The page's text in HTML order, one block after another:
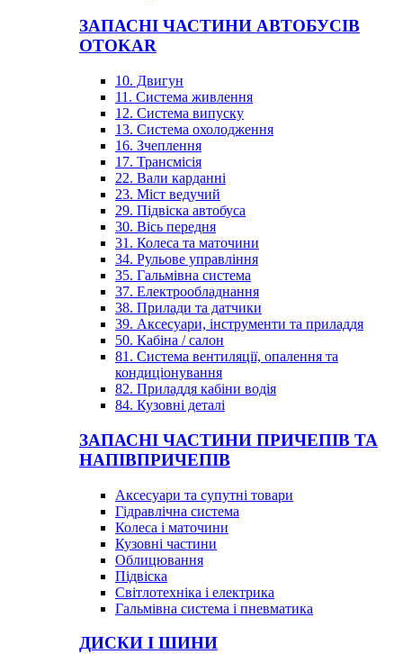
ЗАПАСНІ ЧАСТИНИ АВТОБУСІВ
OTOKAR
10. Двигун
11. Система живлення
12. Система випуску
13. Система охолодження
16. Зчеплення
17. Трансмісія
22. Вали карданні
23. Міст ведучий
29. Підвіска автобуса
30. Вісь передня
31. Колеса та маточини
34. Рульове управління
35. Гальмівна система
37. Електрообладнання
38. Прилади та датчики
39. Аксесуари, інструменти та приладдя
50. Кабіна / салон
81. Система вентиляції, опалення та
кондиціонування
82. Приладдя кабіни водія
84. Кузовні деталі
ЗАПАСНІ ЧАСТИНИ ПРИЧЕПІВ ТА
НАПІВПРИЧЕПІВ
Аксесуари та супутні товари
Гідравлічна система
Колеса і маточини
Кузовні частини
Облицювання
Підвіска
Світлотехніка і електрика
Гальмівна система і пневматика
ДИСКИ І ШИНИ